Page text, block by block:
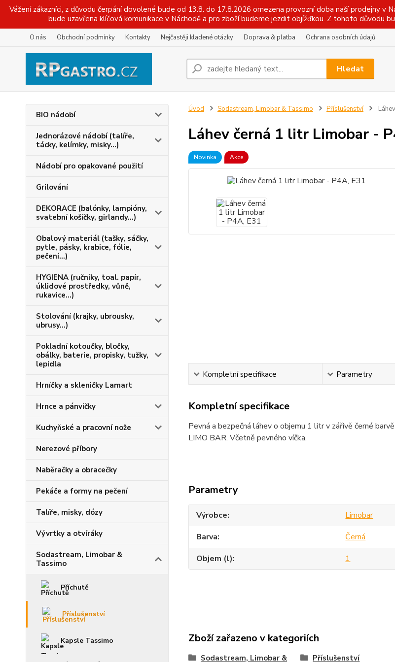
Vážení zákazníci, z důvodu čerpání dovolené bude od 13.8. do 17.8.2026 omezena provozní doba naší prodejny
bude uzavřena klíčová komunikace v Náchodě a pro zboží budeme jezdit objížďkou. Z tohoto důvodu
O nás Obchodní podmínky Kontakty Nejčastěji kladené otázky Doprava & platba Ochrana osobních údajů
Hledat
BIO nádobí
Jednorázové nádobí (talíře,
tácky, kelímky, misky...)
Nádobí pro opakované použití
Grilování
DEKORACE (balónky, lampióny,
svatební košíčky, girlandy...)
Obalový materiál (tašky, sáčky,
pytle, pásky, krabice, fólie,
pečení...)
HYGIENA (ručníky, toal. papír,
úklidové prostředky, vůně,
rukavice...)
Stolování (krajky, ubrousky,
ubrusy...)
Pokladní kotoučky, bločky,
obálky, baterie, propisky, tužky,
lepidla
Hrníčky a skleničky Lamart
Hrnce a pánvičky
Kuchyňské a pracovní nože
Nerezové příbory
Naběračky a obracečky
Pekáče a formy na pečení
Talíře, misky, dózy
Vývrtky a otvíráky
Sodastream, Limobar &
Tassimo
Příchutě
Příslušenství
Kapsle Tassimo
Úvod Sodastream, Limobar & Tassimo Příslušenství
Láhev černá 1 litr Limobar -
Novinka Akce
Kompletní specifikace Parametry
Kompletní specifikace
Pevná a bezpečná láhev o objemu 1 litr v zářivě černé
LIMO BAR. Včetně pevného víčka.
Parametry
Výrobce
Limobar
Barva
Černá
Objem (l)
1
Zboží zařazeno v kategoriích
Sodastream, Limobar & Příslušenství